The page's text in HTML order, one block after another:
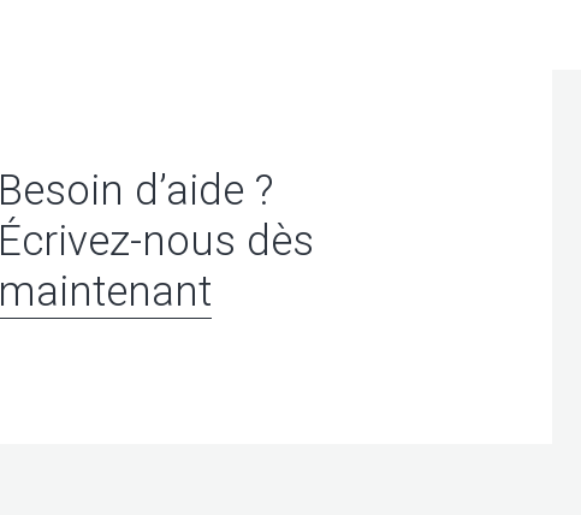
Besoin d’aide ?
Écrivez-nous dès
maintenant